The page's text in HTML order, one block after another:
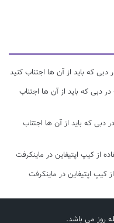
دبی که باید از آن ها اجتناب کنید
دبی که باید از آن ها اجتناب
دبی که باید از آن ها اجتناب
از کیپ اپتیفاین در ماینکرفت
کیپ اپتیفاین در ماینکرفت
روز می باشد.